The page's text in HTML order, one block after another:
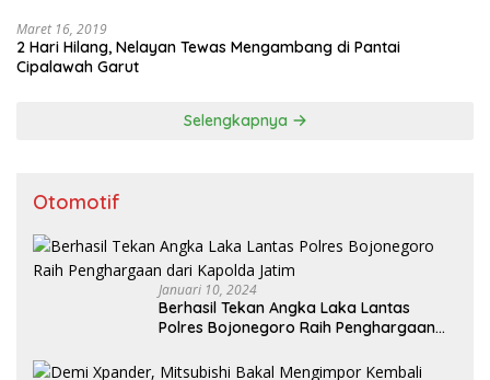
Maret 16, 2019
2 Hari Hilang, Nelayan Tewas Mengambang di Pantai
Cipalawah Garut
Selengkapnya
Otomotif
Januari 10, 2024
Berhasil Tekan Angka Laka Lantas
Polres Bojonegoro Raih Penghargaan